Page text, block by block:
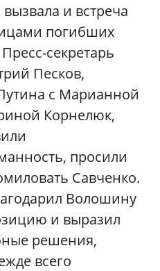
и встреча
погибших
секретарь
Песков,
с Марианной
Корнелюк,
просили
Савченко.
Волошину
и выразил
решения,
всего